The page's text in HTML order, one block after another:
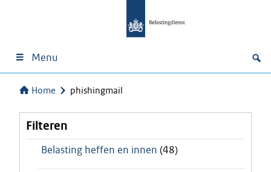
Menu
Home phishingmail
Filteren
Belasting heffen en innen (48)